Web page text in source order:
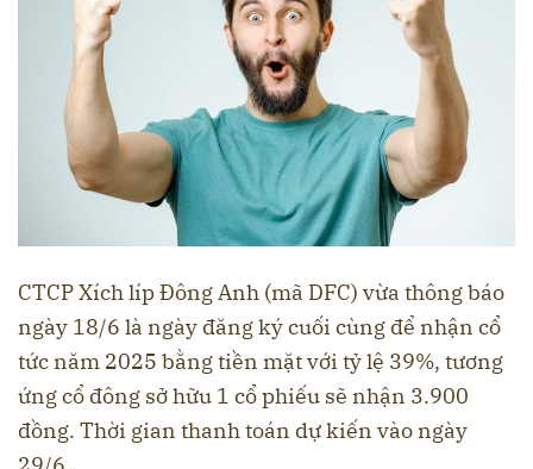
CTCP Xích líp Đông Anh (mã DFC) vừa thông báo
ngày 18/6 là ngày đăng ký cuối cùng để nhận cổ
tức năm 2025 bằng tiền mặt với tỷ lệ 39%, tương
ứng cổ đông sở hữu 1 cổ phiếu sẽ nhận 3.900
đồng. Thời gian thanh toán dự kiến vào ngày